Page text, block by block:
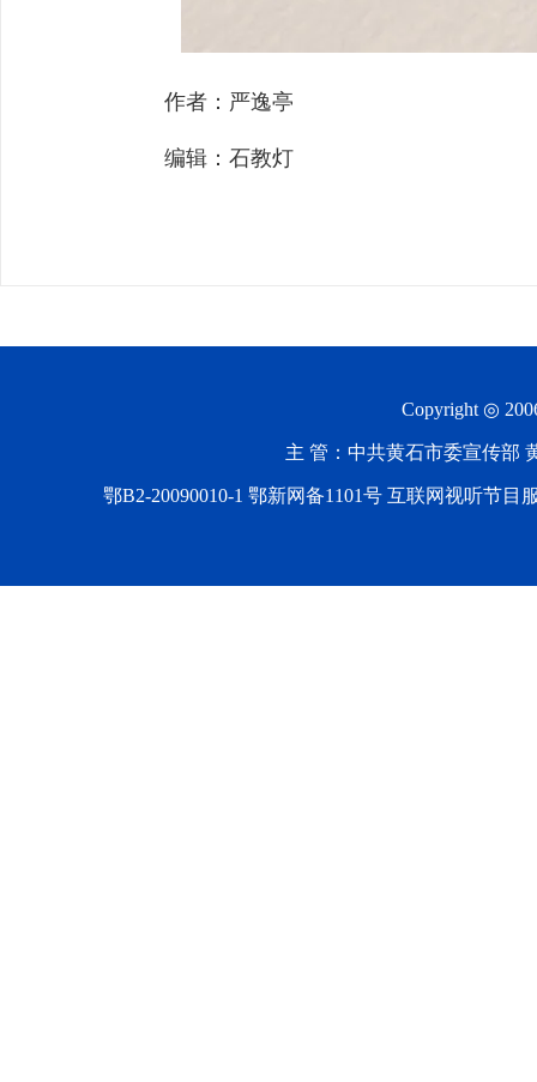
作者：严逸亭
编辑：石教灯
Copyright ◎
主 管：中共黄石市委宣传部
鄂B2-20090010-1 鄂新网备1101号 互联网视听节目